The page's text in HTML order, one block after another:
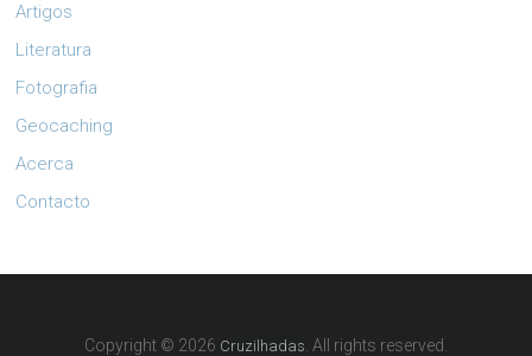
Artigos
Literatura
Fotografia
Geocaching
Acerca
Contacto
Copyright © 2026 Cruzilhadas . All rights reserved.